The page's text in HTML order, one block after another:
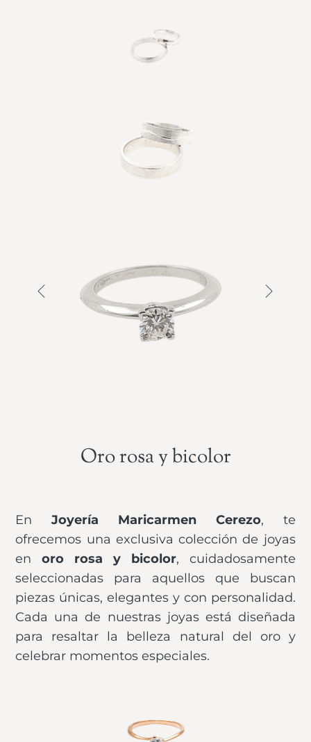
Oro rosa y bicolor
EnJoyería Maricarmen Cerezo, te
ofrecemos una exclusiva colección de joyas
enoro rosa y bicolor, cuidadosamente
seleccionadas para aquellos que buscan
piezas únicas, elegantes y con personalidad.
Cada una de nuestras joyas está diseñada
para resaltar la belleza natural del oro y
celebrar momentos especiales.